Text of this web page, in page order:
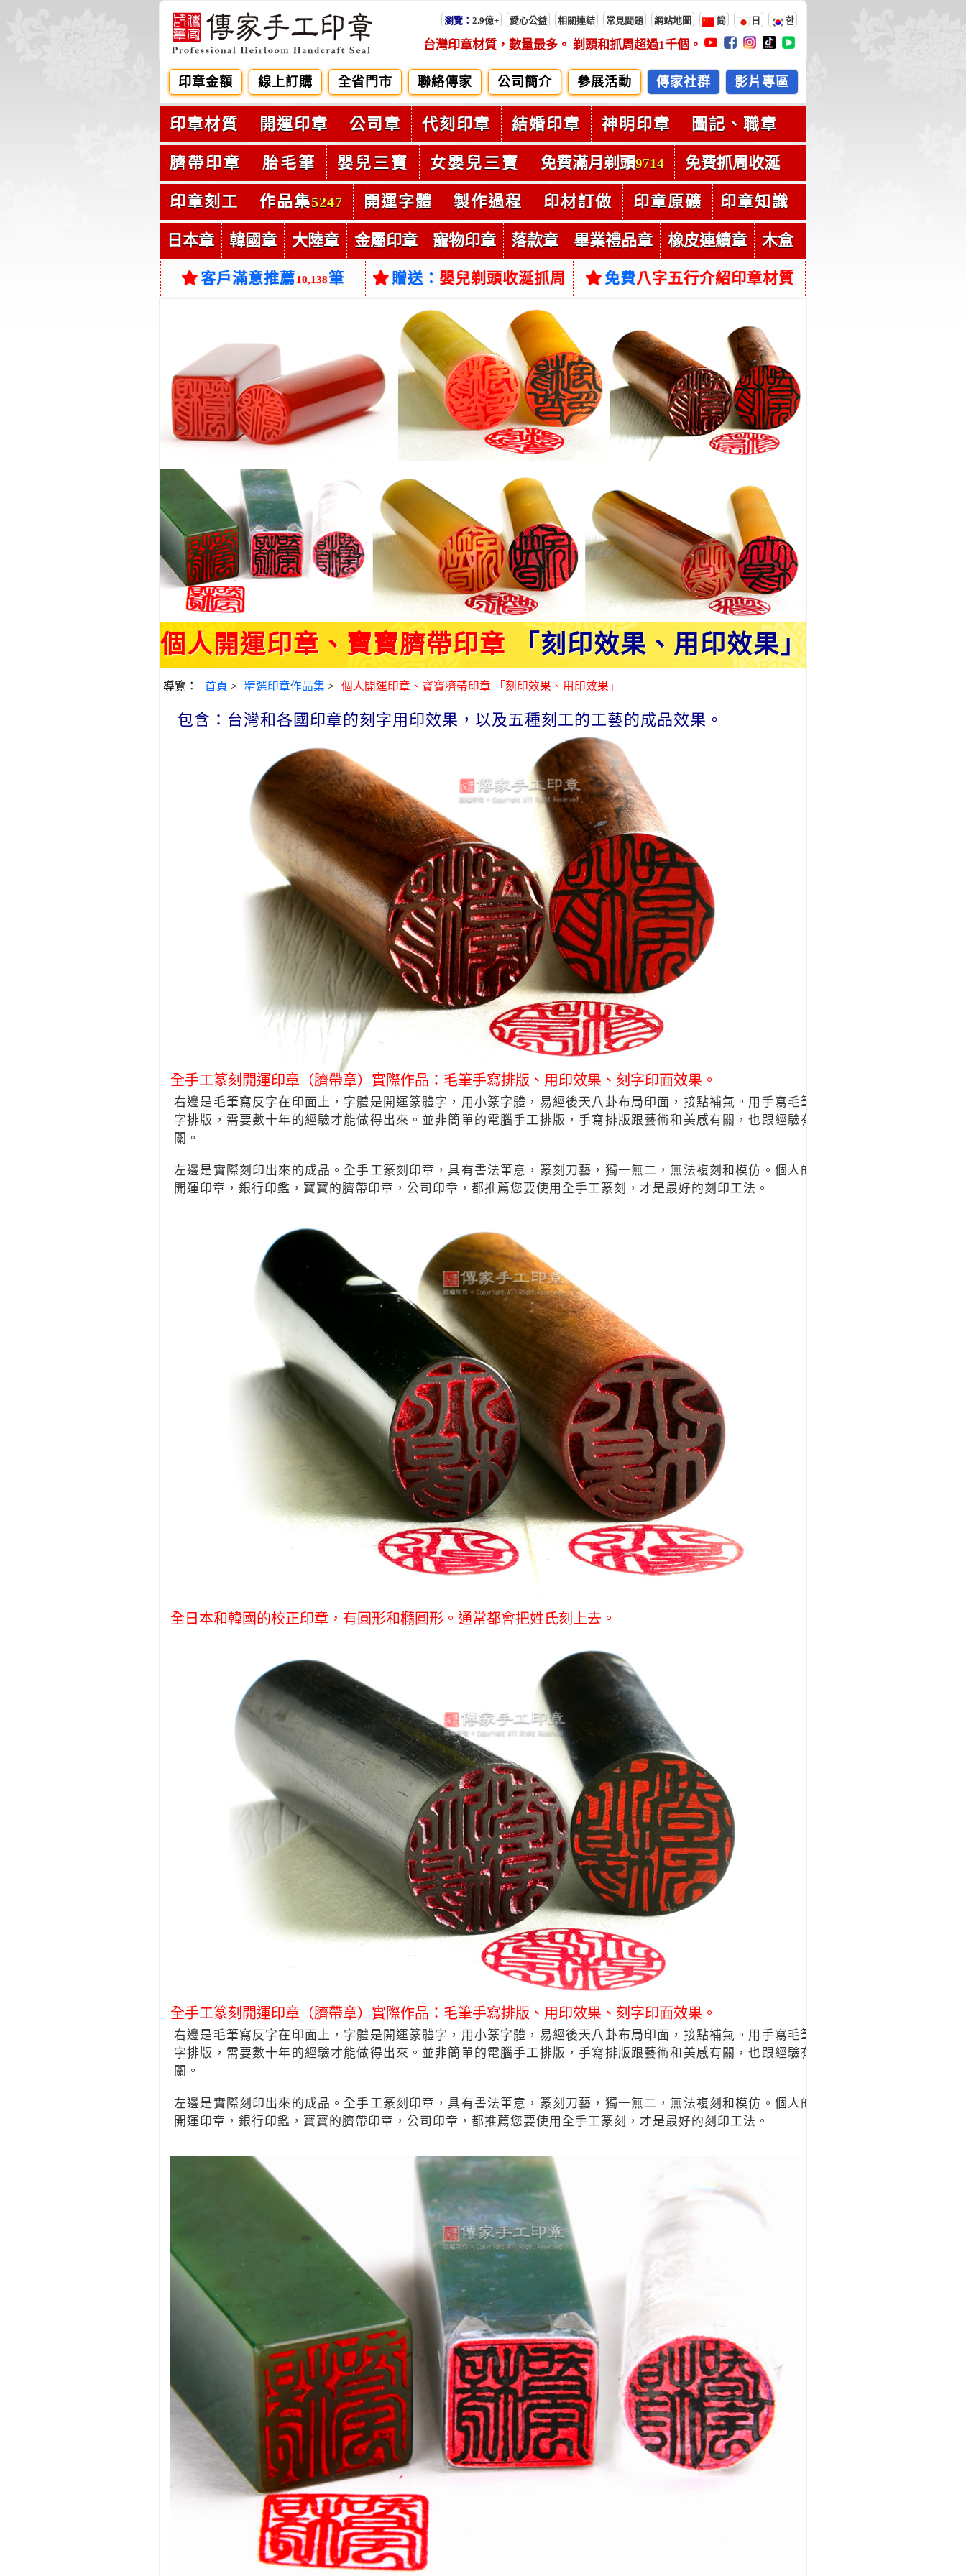
瀏覽： 2.9億+ 愛心公益 相關連結 常見問題 網站地圖 简 日 한
台灣印章材質，數量最多。 剃頭和抓周超過1千個。
印章金額 線上訂購 全省門市 聯絡傳家 公司簡介 參展活動 傳家社群 影片專區
印章材質 開運印章 公司章 代刻印章 結婚印章 神明印章 圖記、職章
臍帶印章 胎毛筆 嬰兒三寶 女嬰兒三寶 免費滿月剃頭9714 免費抓周收涎
印章刻工 作品集5247 開運字體 製作過程 印材訂做 印章原礦 印章知識
日本章 韓國章 大陸章 金屬印章 寵物印章 落款章 畢業禮品章 橡皮連續章 木盒
客戶滿意推薦10,138筆 贈送： 嬰兒剃頭收涎抓周 免費八字五行介紹印章材質
個人開運印章、寶寶臍帶印章「刻印效果、用印效果」
導覽： 首頁 > 精選印章作品集 > 個人開運印章、寶寶臍帶印章 「刻印效果、用印效果」
包含：台灣和各國印章的刻字用印效果，以及五種刻工的工藝的成品效果。
全手工篆刻開運印章（臍帶章）實際作品：毛筆手寫排版、用印效果、刻字印面效果。
右邊是毛筆寫反字在印面上，字體是開運篆體字，用小篆字體，易經後天八卦布局印面，接點補氣。用手寫毛筆
字排版，需要數十年的經驗才能做得出來。並非簡單的電腦手工排版，手寫排版跟藝術和美感有關，也跟經驗有
關。
左邊是實際刻印出來的成品。全手工篆刻印章，具有書法筆意，篆刻刀藝，獨一無二，無法複刻和模仿。個人的
開運印章，銀行印鑑，寶寶的臍帶印章，公司印章，都推薦您要使用全手工篆刻，才是最好的刻印工法。
全日本和韓國的校正印章，有圓形和橢圓形。通常都會把姓氏刻上去。
全手工篆刻開運印章（臍帶章）實際作品：毛筆手寫排版、用印效果、刻字印面效果。
右邊是毛筆寫反字在印面上，字體是開運篆體字，用小篆字體，易經後天八卦布局印面，接點補氣。用手寫毛筆
字排版，需要數十年的經驗才能做得出來。並非簡單的電腦手工排版，手寫排版跟藝術和美感有關，也跟經驗有
關。
左邊是實際刻印出來的成品。全手工篆刻印章，具有書法筆意，篆刻刀藝，獨一無二，無法複刻和模仿。個人的
開運印章，銀行印鑑，寶寶的臍帶印章，公司印章，都推薦您要使用全手工篆刻，才是最好的刻印工法。